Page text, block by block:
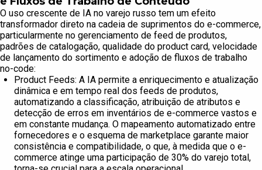
O uso crescente de IA no varejo russo tem um efeito
transformador direto na cadeia de suprimentos do e-commerce,
particularmente no gerenciamento de feed de produtos,
padrões de catalogação, qualidade do product card, velocidade
de lançamento do sortimento e adoção de fluxos de trabalho
no-code:
Product Feeds: A IA permite a enriquecimento e atualização
dinâmica e em tempo real dos feeds de produtos,
automatizando a classificação, atribuição de atributos e
detecção de erros em inventários de e-commerce vastos e
em constante mudança. O mapeamento automatizado entre
fornecedores e o esquema de marketplace garante maior
consistência e compatibilidade, o que, à medida que o e-
commerce atinge uma participação de 30% do varejo total,